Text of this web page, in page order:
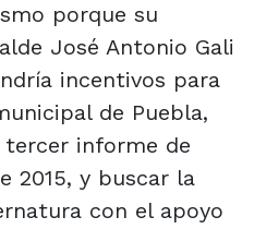
porque su
José Antonio Gali
incentivos para
de Puebla,
tercer informe de
2015, y buscar la
con el apoyo